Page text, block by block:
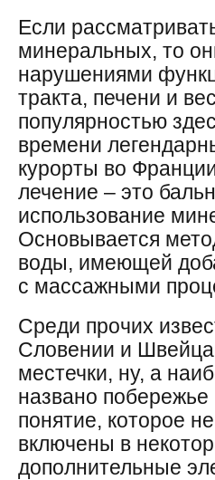
Если
минеральных, то
нарушениями
тракта, печени и
популярностью
времени
курорты во
лечение – это
использование
Основывается
воды, имеющей
с массажными
Среди прочих
Словении и
местечки, ну, а
названо
понятие, которое
включены в
дополнительные